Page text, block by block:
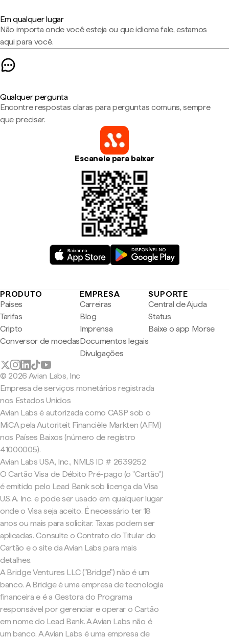
Em qualquer lugar
Não importa onde você esteja ou que idioma fale, estamos
aqui para você.
Qualquer pergunta
Encontre respostas claras para perguntas comuns, sempre
que precisar.
Escaneie para baixar
PRODUTO
Países
Tarifas
Cripto
Conversor de moedas
EMPRESA
Carreiras
Blog
Imprensa
Documentos legais
Divulgações
SUPORTE
Central de Ajuda
Status
Baixe o app Morse
© 2026 Avian Labs, Inc
Empresa de serviços monetários registrada
nos Estados Unidos
Avian Labs é autorizada como CASP sob o
MiCA pela Autoriteit Financiële Markten (AFM)
nos Países Baixos (número de registro
41000005).
Avian Labs USA, Inc., NMLS ID # 2639252
O Cartão Visa de Débito Pré-pago (o "Cartão")
é emitido pelo Lead Bank sob licença da Visa
U.S.A. Inc. e pode ser usado em qualquer lugar
onde o Visa seja aceito. É necessário ter 18
anos ou mais para solicitar. Taxas podem ser
aplicadas. Consulte o Contrato do Titular do
Cartão e o site da Avian Labs para mais
detalhes.
A Bridge Ventures LLC ("Bridge") não é um
banco. A Bridge é uma empresa de tecnologia
financeira e é a Gestora do Programa
responsável por gerenciar e operar o Cartão
em nome do Lead Bank. A Avian Labs não é
um banco. A Avian Labs é uma empresa de